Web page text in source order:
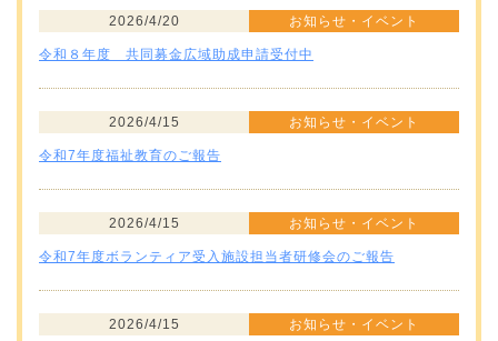
2026/4/20 お知らせ・イベント
令和８年度 共同募金広域助成申請受付中
2026/4/15 お知らせ・イベント
令和7年度福祉教育のご報告
2026/4/15 お知らせ・イベント
令和7年度ボランティア受入施設担当者研修会のご報告
2026/4/15 お知らせ・イベント